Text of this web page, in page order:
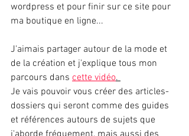
wordpress et pour finir sur ce site pour
ma boutique en ligne...
J'aimais partager autour de la mode et
de la création et j'explique tous mon
parcours dans cette vidéo.
Je vais pouvoir vous créer des articles-
dossiers qui seront comme des guides
et références autours de sujets que